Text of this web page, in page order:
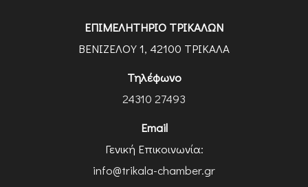
ΕΠΙΜΕΛΗΤΗΡΙΟ ΤΡΙΚΑΛΩΝ
ΒΕΝΙΖΕΛΟΥ 1, 42100 ΤΡΙΚΑΛΑ
Τηλέφωνο
24310 27493
Email
Γενική Επικοινωνία:
info@trikala-chamber.gr